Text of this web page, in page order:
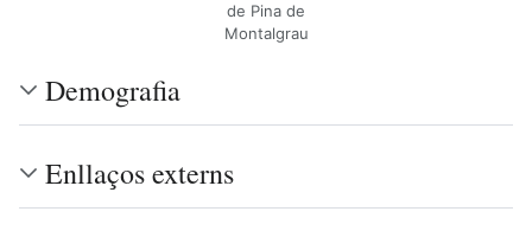
de Pina de
Montalgrau
Demografia
Enllaços externs